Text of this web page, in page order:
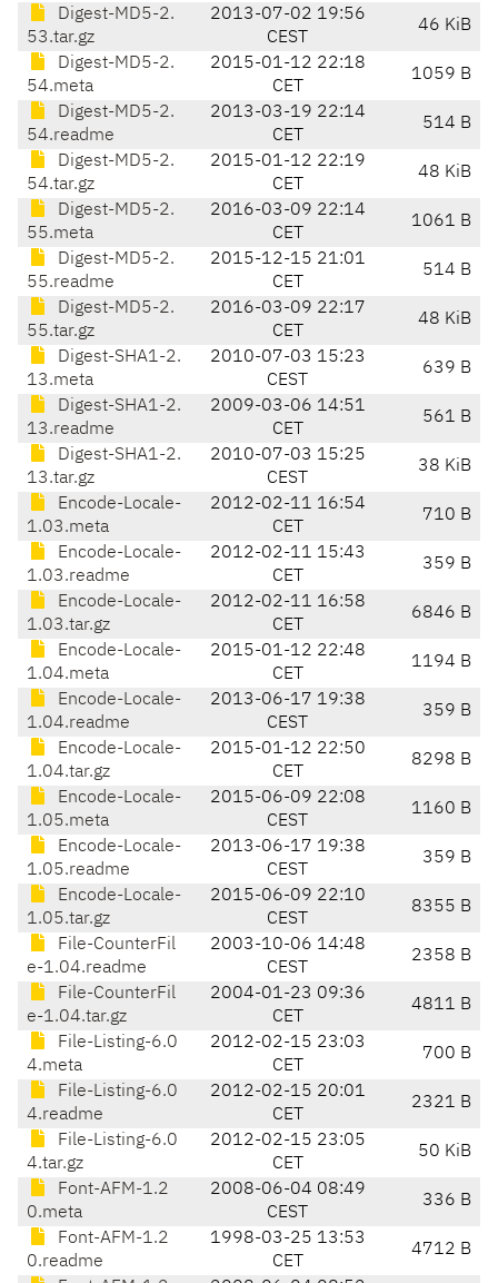
Digest-MD5-2.
53.tar.gz
2013-07-02 19:56
CEST
46 KiB
Digest-MD5-2.
54.meta
2015-01-12 22:18
CET
1059 B
Digest-MD5-2.
54.readme
2013-03-19 22:14
CET
514 B
Digest-MD5-2.
54.tar.gz
2015-01-12 22:19
CET
48 KiB
Digest-MD5-2.
55.meta
2016-03-09 22:14
CET
1061 B
Digest-MD5-2.
55.readme
2015-12-15 21:01
CET
514 B
Digest-MD5-2.
55.tar.gz
2016-03-09 22:17
CET
48 KiB
Digest-SHA1-2.
13.meta
2010-07-03 15:23
CEST
639 B
Digest-SHA1-2.
13.readme
2009-03-06 14:51
CET
561 B
Digest-SHA1-2.
13.tar.gz
2010-07-03 15:25
CEST
38 KiB
Encode-Locale-
1.03.meta
2012-02-11 16:54
CET
710 B
Encode-Locale-
1.03.readme
2012-02-11 15:43
CET
359 B
Encode-Locale-
1.03.tar.gz
2012-02-11 16:58
CET
6846 B
Encode-Locale-
1.04.meta
2015-01-12 22:48
CET
1194 B
Encode-Locale-
1.04.readme
2013-06-17 19:38
CEST
359 B
Encode-Locale-
1.04.tar.gz
2015-01-12 22:50
CET
8298 B
Encode-Locale-
1.05.meta
2015-06-09 22:08
CEST
1160 B
Encode-Locale-
1.05.readme
2013-06-17 19:38
CEST
359 B
Encode-Locale-
1.05.tar.gz
2015-06-09 22:10
CEST
8355 B
File-CounterFil
e-1.04.readme
2003-10-06 14:48
CEST
2358 B
File-CounterFil
e-1.04.tar.gz
2004-01-23 09:36
CET
4811 B
File-Listing-6.0
4.meta
2012-02-15 23:03
CET
700 B
File-Listing-6.0
4.readme
2012-02-15 20:01
CET
2321 B
File-Listing-6.0
4.tar.gz
2012-02-15 23:05
CET
50 KiB
Font-AFM-1.2
0.meta
2008-06-04 08:49
CEST
336 B
Font-AFM-1.2
0.readme
1998-03-25 13:53
CET
4712 B